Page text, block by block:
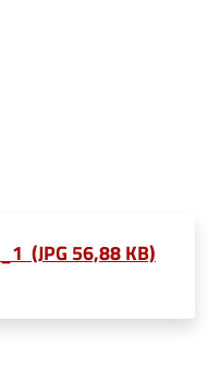
(JPG 56,88 KB)